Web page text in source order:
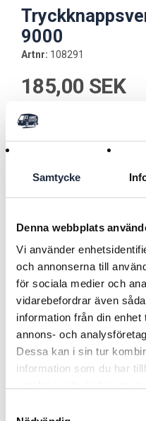
Samtycke
Denna webbplats
Vi använder
och annonserna till
för sociala medier och
vidarebefordrar även
information från din
annons- och
Dessa kan i sin tur
information som du har
9000
Artnr: 108291
185,00 SEK
Lägg i
Tillbaka